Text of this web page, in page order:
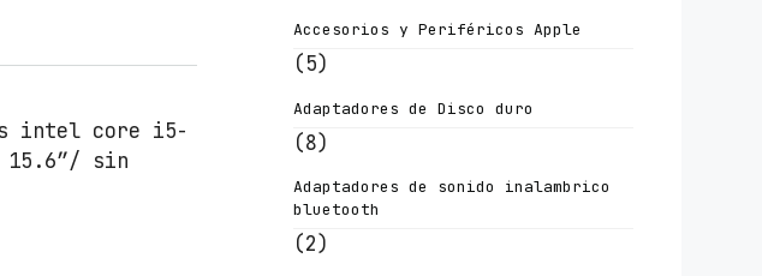
intel core i5-
15.6″/ sin
Accesorios y Periféricos Apple
(5)
Adaptadores de Disco duro
(8)
Adaptadores de sonido inalambrico
bluetooth
(2)